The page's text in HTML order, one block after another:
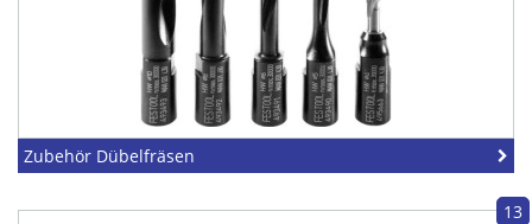
Zubehör Dübelfräsen
13